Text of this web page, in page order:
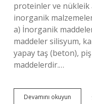
proteinler ve nükleik
inorganik
a) İnorganik
maddeler silisyum,
yapay taş (beton),
maddelerdir.…
Devamını okuyun